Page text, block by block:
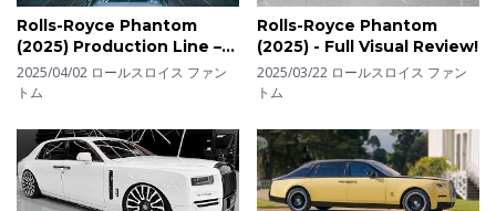
Rolls-Royce Phantom
(2025) Production Line –
Luxury Car Factory
2025/04/02 ロールスロイス ファン
トム
Rolls-Royce Phantom
(2025) - Full Visual Review!
2025/03/22 ロールスロイス ファン
トム